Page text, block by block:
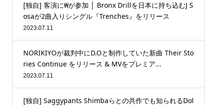
[独自] 客演に₩が参加 │ Bronx Drillを日本に持ち込むJ S
osaが2曲入りシングル『Trenches』をリリース
2023.07.11
NORIKIYOが裁判中にD.Oと制作していた新曲 Their Sto
ries Continue をリリース & MVをプレミア...
2023.07.11
[独自] Saggypants Shimbaらとの共作でも知られるDol